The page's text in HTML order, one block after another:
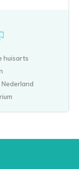
in het lichaam en
bij het
nierfunctie
huisarts